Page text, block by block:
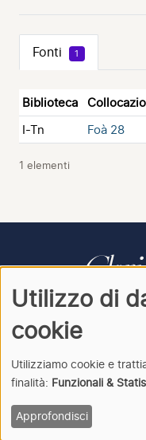
Fonti 1
Biblioteca
I-Tn
Foà 28
1 elementi
CONTATTI PRIVACY
Clori ·
Utilizzo di
cookie
Utilizziamo cookie e
finalità: Funzionali &
Approfondisci